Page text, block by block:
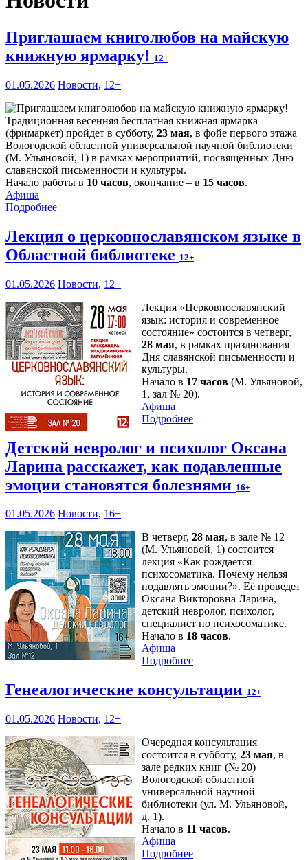
Приглашаем книголюбов на майскую
книжную ярмарку! 12+
01.05.2026 Новости, 12+
Традиционная весенняя бесплатная книжная ярмарка
(фримаркет) пройдет в субботу, 23 мая, в фойе первого этажа
Вологодской областной универсальной научной библиотеки
(М. Ульяновой, 1) в рамках мероприятий, посвященных Дню
славянской письменности и культуры.
Начало работы в 10 часов, окончание – в 15 часов.
Афиша
Подробнее
Лекция о церковнославянском языке в
Областной библиотеке 12+
01.05.2026 Новости, 12+
Лекция «Церковнославянский
язык: история и современное
состояние» состоится в четверг,
28 мая, в рамках празднования
Дня славянской письменности и
культуры.
Начало в 17 часов (М. Ульяновой,
1, зал № 20).
Афиша
Подробнее
Детский невролог и психолог Оксана
Ларина расскажет, как подавленные
эмоции становятся болезнями 16+
01.05.2026 Новости, 16+
В четверг, 28 мая, в зале № 12
(М. Ульяновой, 1) состоится
лекция «Как рождается
психосоматика. Почему нельзя
подавлять эмоции?». Её проведет
Оксана Викторовна Ларина,
детский невролог, психолог,
специалист по психосоматике.
Начало в 18 часов.
Афиша
Подробнее
Генеалогические консультации 12+
01.05.2026 Новости, 12+
Очередная консультация
состоится в субботу, 23 мая, в
зале редких книг (№ 20)
Вологодской областной
универсальной научной
библиотеки (ул. М. Ульяновой,
д. 1).
Начало в 11 часов.
Афиша
Подробнее